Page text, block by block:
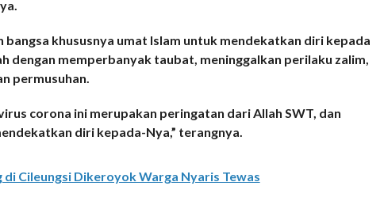
bangsa khususnya umat Islam untuk mendekatkan diri kepada
dengan memperbanyak taubat, meninggalkan perilaku zalim,
permusuhan.
corona ini merupakan peringatan dari Allah SWT, dan
diri kepada-Nya,” terangnya.
Cileungsi Dikeroyok Warga Nyaris Tewas